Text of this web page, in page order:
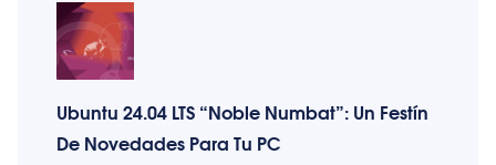
Ubuntu 24.04 LTS “Noble Numbat”: Un Festín
De Novedades Para Tu PC